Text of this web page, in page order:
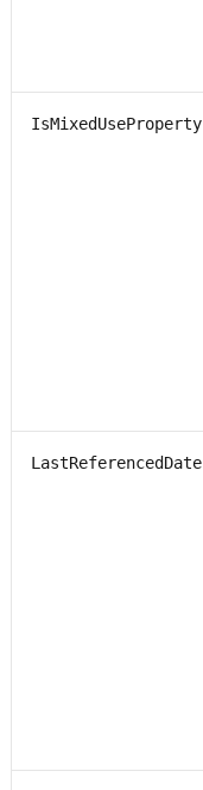
IsMixedUseProperty
LastReferencedDate